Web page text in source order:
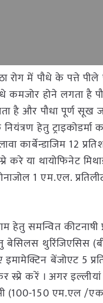
रोग में पौधे के
कमजोर होने लगता है
है और पौधा पूर्ण सूख
हेतु
कार्बेन्डाजिम 12
करे या थायोफिनेट
1 एम.एल.
हेतु समन्वित
बेसिलस थुरिंजिएसिस
बेंजोएट 5
करें । अगर
(100-150 एम.एल /